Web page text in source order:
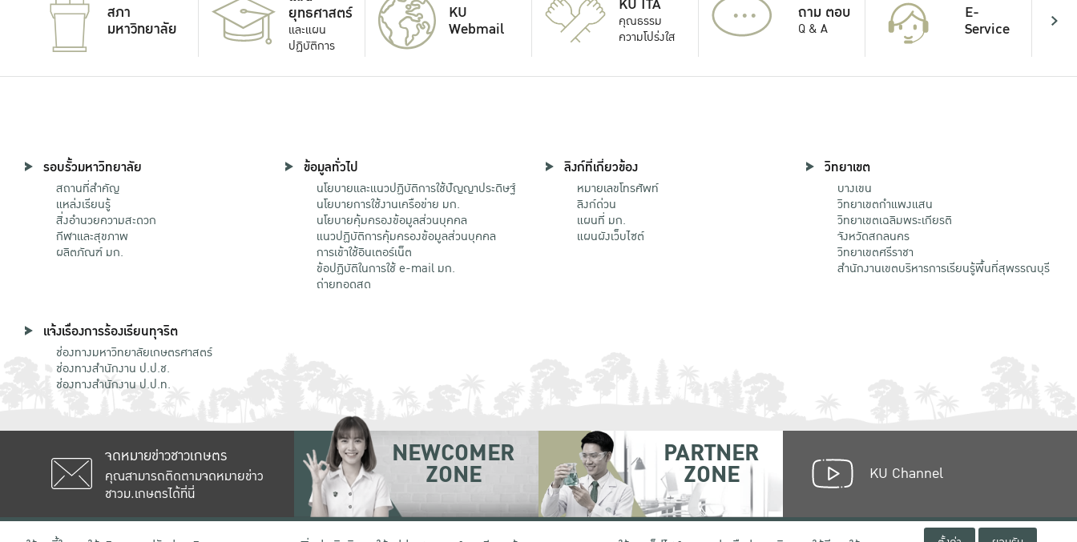
สภา
มหาวิทยาลัย
ยุทธศาสตร์
และแผน
ปฏิบัติการ
KU
Webmail
คุณธรรม
ความโปร่งใส
ถาม ตอบ
Q & A
E-
Service
รอบรั้วมหาวิทยาลัย
สถานที่สำคัญ
แหล่งเรียนรู้
สิ่งอำนวยความสะดวก
กีฬาและสุขภาพ
ผลิตภัณฑ์ มก.
ข้อมูลทั่วไป
นโยบายและแนวปฏิบัติการใช้ปัญญาประดิษฐ์
นโยบายการใช้งานเครือข่าย มก.
นโยบายคุ้มครองข้อมูลส่วนบุคคล
แนวปฏิบัติการคุ้มครองข้อมูลส่วนบุคคล
การเข้าใช้อินเตอร์เน็ต
ข้อปฏิบัติในการใช้ e-mail มก.
ถ่ายทอดสด
ลิงก์ที่เกี่ยวข้อง
หมายเลขโทรศัพท์
ลิงก์ด่วน
แผนที่ มก.
แผนผังเว็บไซต์
วิทยาเขต
บางเขน
วิทยาเขตกําแพงแสน
วิทยาเขตเฉลิมพระเกียรติ
จังหวัดสกลนคร
วิทยาเขตศรีราชา
สำนักงานเขตบริหารการเรียนรู้พื้นที่สุพรรณบุรี
แจ้งเรื่องการร้องเรียนทุจริต
ช่องทางมหาวิทยาลัยเกษตรศาสตร์
ช่องทางสำนักงาน ป.ป.ช.
ช่องทางสำนักงาน ป.ป.ท.
จดหมายข่าวชาวเกษตร
คุณสามารถติดตามจดหมายข่าว
ชาวม.เกษตรได้ที่นี่
NEWCOMER
ZONE
PARTNER
ZONE KU Channel